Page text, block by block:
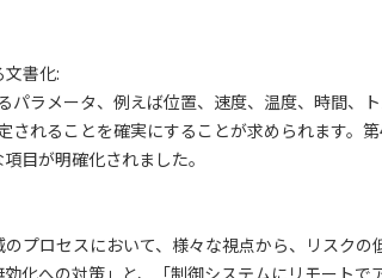
書化:
パラメータ、例えば位置、速度、温度、時間、
されることを確実にすることが求められます。
目が明確化されました。
プロセスにおいて、様々な視点から、リスク
化への対策」と、「制御システムにリモート